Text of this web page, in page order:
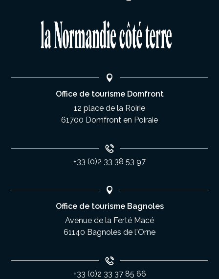
Office de tourisme Domfront
12 place de la Roirie
61700 Domfront en Poiraie
+33 (0)2 33 38 53 97
Office de tourisme Bagnoles
Avenue de la Ferté Macé
61140 Bagnoles de l'Orne
+33 (0)2 33 37 85 66